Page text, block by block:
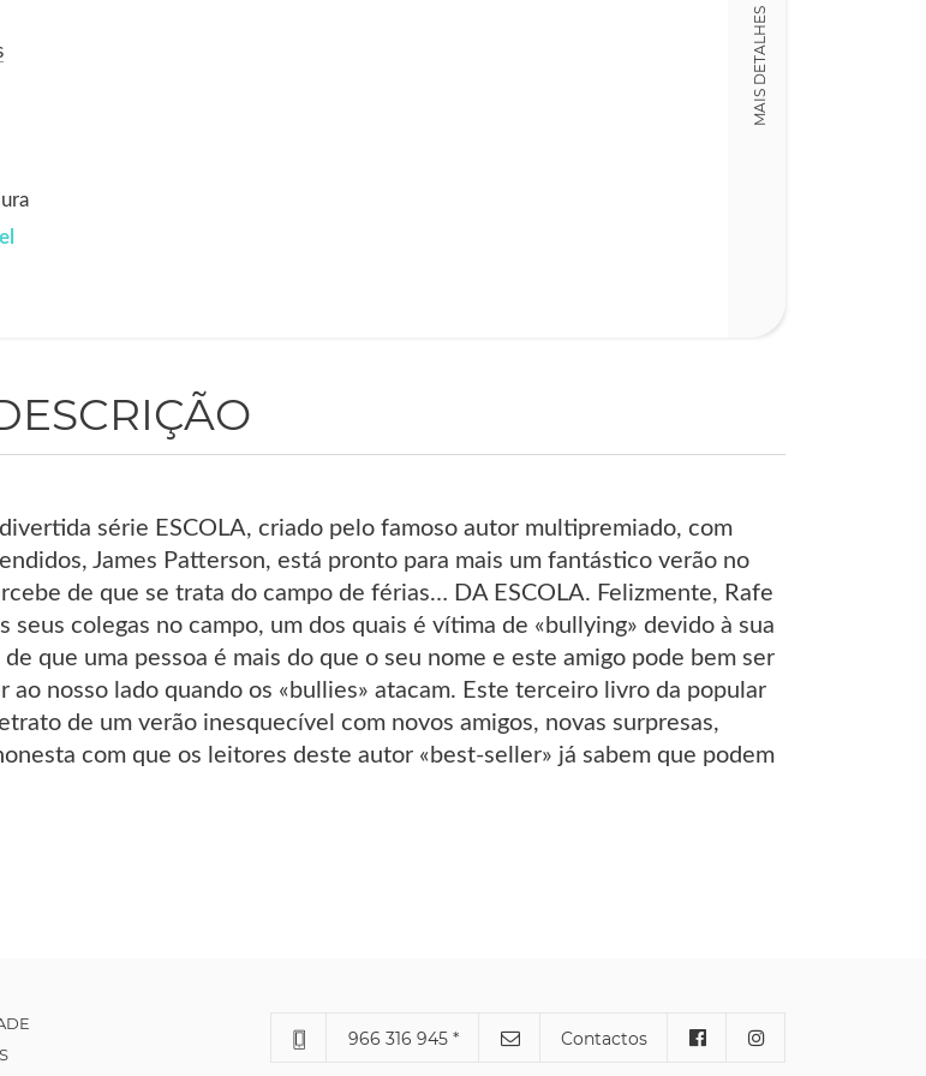
MAIS DETALHES
série ESCOLA, criado pelo famoso autor multipremiado, com
James Patterson, está pronto para mais um fantástico verão no
de que se trata do campo de férias… DA ESCOLA. Felizmente, Rafe
seus colegas no campo, um dos quais é vítima de «bullying» devido à sua
que uma pessoa é mais do que o seu nome e este amigo pode bem ser
ao nosso lado quando os «bullies» atacam. Este terceiro livro da popular
de um verão inesquecível com novos amigos, novas surpresas,
com que os leitores deste autor «best-seller» já sabem que podem
966 316 945 * Contactos